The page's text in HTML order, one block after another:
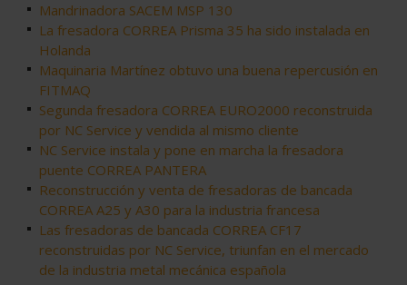
Mandrinadora SACEM MSP 130
La fresadora CORREA Prisma 35 ha sido instalada en
Holanda
Maquinaria Martínez obtuvo una buena repercusión en
FITMAQ
Segunda fresadora CORREA EURO2000 reconstruida
por NC Service y vendida al mismo cliente
NC Service instala y pone en marcha la fresadora
puente CORREA PANTERA
Reconstrucción y venta de fresadoras de bancada
CORREA A25 y A30 para la industria francesa
Las fresadoras de bancada CORREA CF17
reconstruidas por NC Service, triunfan en el mercado
de la industria metal mecánica española